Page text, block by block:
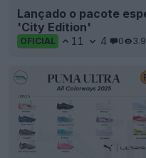
Lançado o pacote
'City Edition'
OFICIAL 11 4 0